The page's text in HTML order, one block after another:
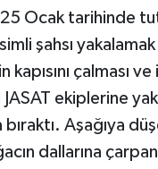
25 Ocak tarihinde
şahsı
çalması
ekiplerine
bıraktı. Aşağıya
dallarına çarpan